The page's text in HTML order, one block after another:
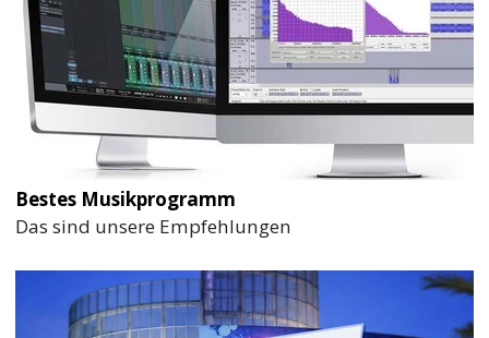
Bestes Musikprogramm
Das sind unsere Empfehlungen